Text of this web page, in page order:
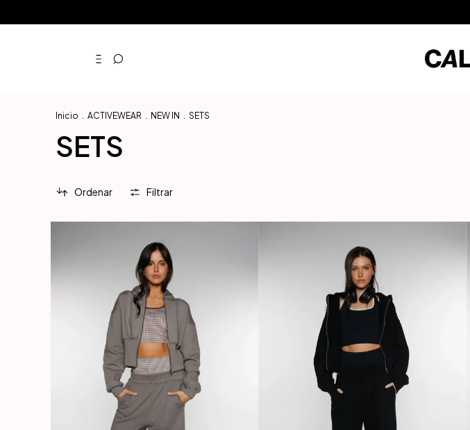
Inicio . ACTIVEWEAR . NEW IN . SETS
SETS
Ordenar Filtrar